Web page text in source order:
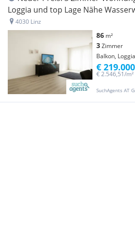
Loggia und top Lage Nähe
4030 Linz
86 m²
3Zimmer
Balkon, Loggia
SuchAgents AT
€ 2.546,51/m²
€ 219.000